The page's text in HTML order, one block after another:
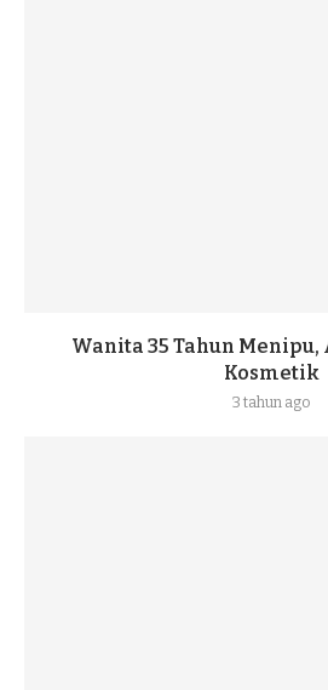
Wanita 35 Tahun
Kosmetik
3 tahun ago